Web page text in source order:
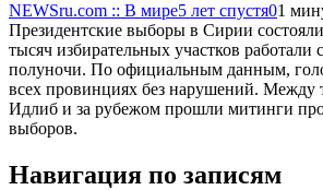
NEWSru.com :: В мире5 лет спустя01
Президентские выборы в Сирии
тысяч избирательных участков работали
полуночи. По официальным данным,
всех провинциях без нарушений. Между
Идлиб и за рубежом прошли митинги
выборов.
Навигация по записям